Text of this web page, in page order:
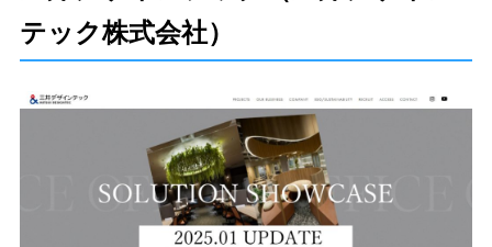
テック株式会社）